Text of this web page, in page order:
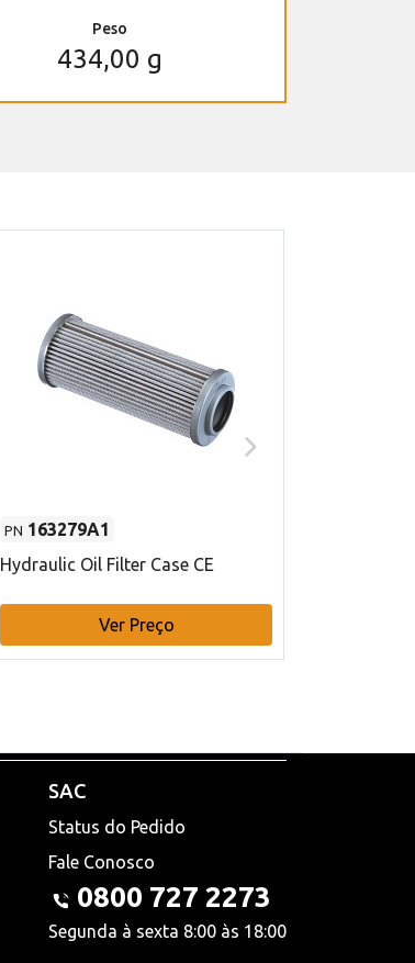
Peso
434,00 g
PN 163279A1
Hydraulic Oil Filter Case CE
Ver Preço
SAC
Status do Pedido
Fale Conosco
0800 727 2273
Segunda à sexta 8:00 às 18:00